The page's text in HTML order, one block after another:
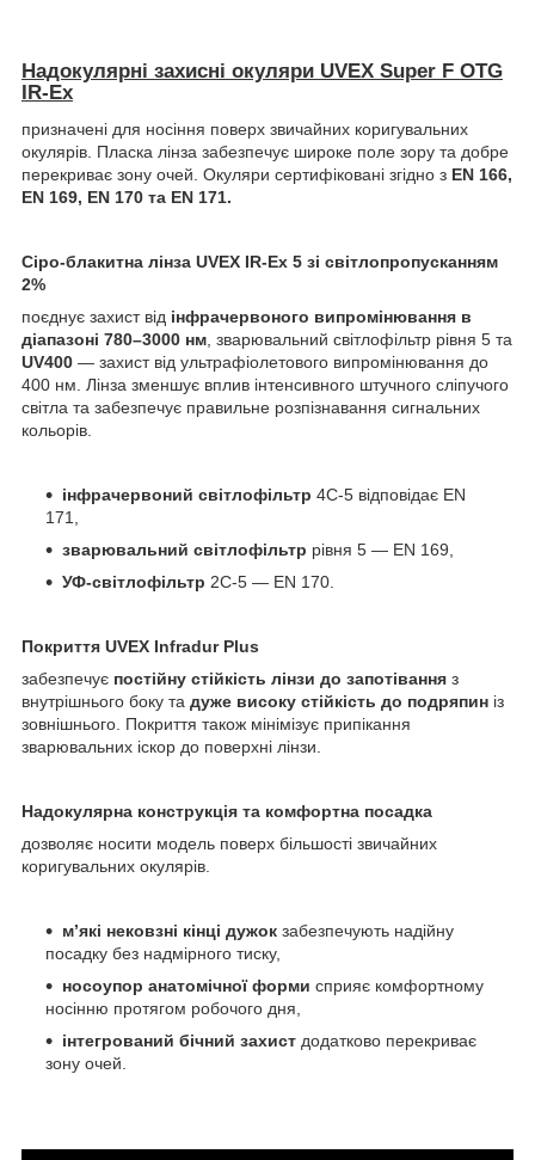
Надокулярні захисні окуляри UVEX Super F OTG
IR-Ex
призначені для носіння поверх звичайних коригувальних
окулярів. Пласка лінза забезпечує широке поле зору та добре
перекриває зону очей. Окуляри сертифіковані згідно з EN 166,
EN 169, EN 170 та EN 171.
Сіро-блакитна лінза UVEX IR-Ex 5 зі світлопропусканням
2%
поєднує захист від інфрачервоного випромінювання в
діапазоні 780–3000 нм , зварювальний світлофільтр рівня 5 та
UV400 — захист від ультрафіолетового випромінювання до
400 нм. Лінза зменшує вплив інтенсивного штучного сліпучого
світла та забезпечує правильне розпізнавання сигнальних
кольорів.
інфрачервоний світлофільтр 4C-5 відповідає EN
171,
зварювальний світлофільтр рівня 5 — EN 169,
УФ-світлофільтр 2C-5 — EN 170.
Покриття UVEX Infradur Plus
забезпечує постійну стійкість лінзи до запотівання з
внутрішнього боку та дуже високу стійкість до подряпин із
зовнішнього. Покриття також мінімізує припікання
зварювальних іскор до поверхні лінзи.
Надокулярна конструкція та комфортна посадка
дозволяє носити модель поверх більшості звичайних
коригувальних окулярів.
м’які нековзні кінці дужок забезпечують надійну
посадку без надмірного тиску,
носоупор анатомічної форми сприяє комфортному
носінню протягом робочого дня,
інтегрований бічний захист додатково перекриває
зону очей.